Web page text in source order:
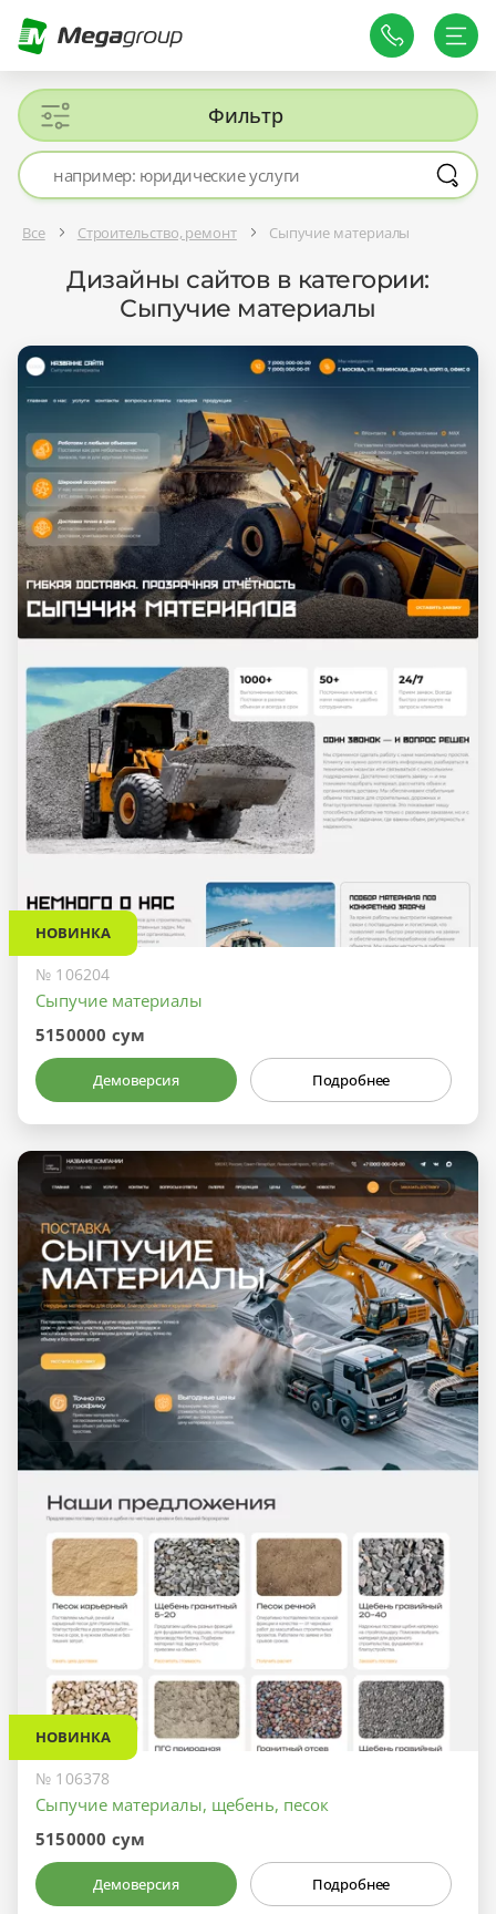
Фильтр
Все Строительство, ремонт Сыпучие материалы
Дизайны сайтов в категории:
Сыпучие материалы
НОВИНКА
№ 106204
Сыпучие материалы
5150000 сум
Демоверсия Подробнее
НОВИНКА
№ 106378
Сыпучие материалы, щебень, песок
5150000 сум
Демоверсия Подробнее